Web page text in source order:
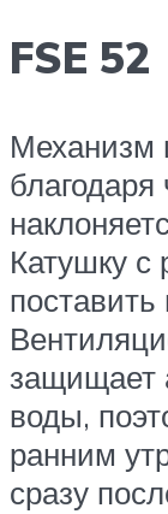
FSE 52
Механизм
Катушку с
защищает
воды,
ранним
сразу